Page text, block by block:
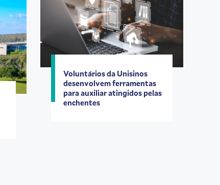
Voluntários da Unisinos
desenvolvem ferramentas
para auxiliar atingidos pelas
enchentes